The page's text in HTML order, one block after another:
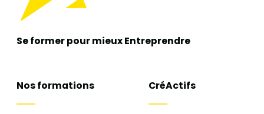
Se former pour mieuxEntreprendre
Nos formations CréActifs